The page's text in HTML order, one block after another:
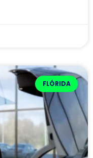
FLÓRIDA